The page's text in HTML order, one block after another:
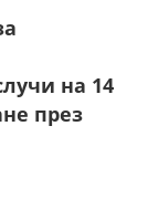
на 14
през